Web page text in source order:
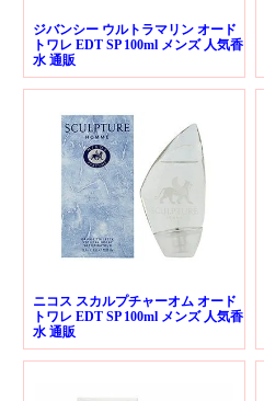
ジバンシー ウルトラマリン オード
トワレ EDT SP 100ml メンズ 人気香
水 通販
ニコス スカルプチャーオム オード
トワレ EDT SP 100ml メンズ 人気香
水 通販